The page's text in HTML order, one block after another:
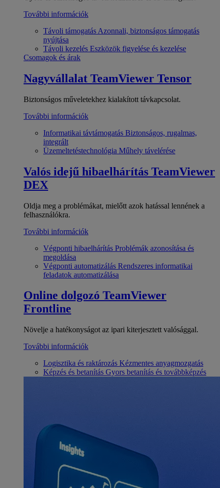
További információk
Távoli támogatás Azonnali, biztonságos támogatás
nyújtása
Távoli kezelés Eszközök figyelése és kezelése
Csomagok és árak
Nagyvállalat TeamViewer Tensor
Biztonságos műveletekhez kialakított távkapcsolat.
További információk
Informatikai távtámogatás Biztonságos, rugalmas,
integrált
Üzemeltetéstechnológia Műhely távelérése
Valós idejű hibaelhárítás TeamViewer
DEX
Oldja meg a problémákat, mielőtt azok hatással lennének a
felhasználókra.
További információk
Végponti hibaelhárítás Problémák azonosítása és
megoldása
Végponti automatizálás Rendszeres informatikai
feladatok automatizálása
Online dolgozó TeamViewer
Frontline
Növelje a hatékonyságot az ipari kiterjesztett valósággal.
További információk
Logisztika és raktározás Kézmentes anyagmozgatás
Képzés és betanítás Gyors betanítás és továbbképzés